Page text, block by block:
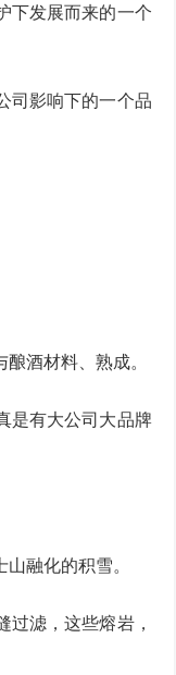
下发展而来的一个
司影响下的一个品
酒材料、熟成。
是有大公司大品牌
融化的积雪。
过滤，这些熔岩，